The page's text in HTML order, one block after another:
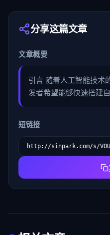
分享这篇文章
文章概要
引言 随着人工智能技术
发者希望能够快速搭建
短链接